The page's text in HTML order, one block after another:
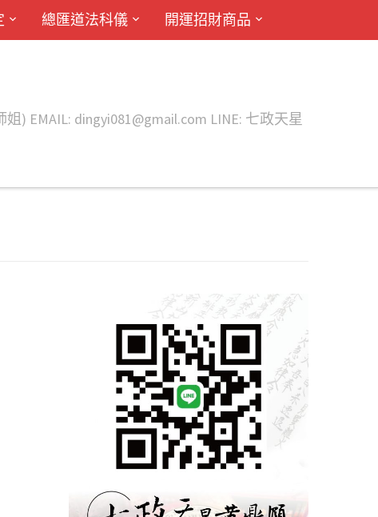
總匯道法科儀 開運招財商品
EMAIL: dingyi081@gmail.com LINE: 七政天星